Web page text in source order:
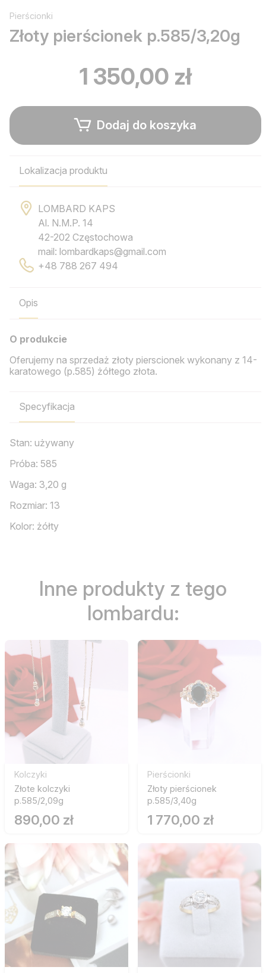
Pierścionki
Złoty pierścionek p.585/3,20g
1 350,00 zł
Dodaj do koszyka
Lokalizacja produktu
LOMBARD KAPS
Al. N.M.P. 14
42-202 Częstochowa
mail: lombardkaps@gmail.com
+48 788 267 494
Opis
O produkcie
Oferujemy na sprzedaż złoty pierscionek wykonany z 14-
karatowego (p.585) żółtego złota.
Specyfikacja
Stan: używany
Próba: 585
Waga: 3,20 g
Rozmiar: 13
Kolor: żółty
Inne produkty z tego
lombardu:
Kolczyki
Złote kolczyki
p.585/2,09g
890,00 zł
Pierścionki
Złoty pierścionek
p.585/3,40g
1 770,00 zł